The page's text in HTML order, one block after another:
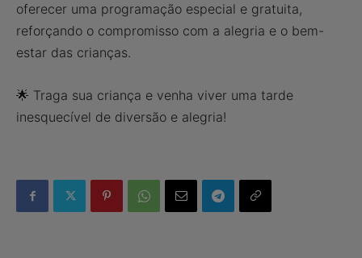
oferecer uma programação especial e gratuita,
reforçando o compromisso com a alegria e o bem-
estar das crianças.
🌟 Traga sua criança e venha viver uma tarde
inesquecível de diversão e alegria!